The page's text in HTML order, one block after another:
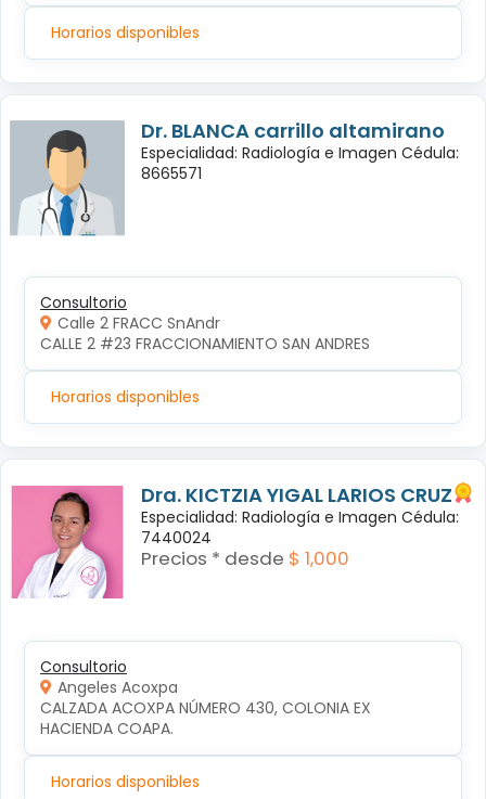
Horarios disponibles
Dr. BLANCA carrillo altamirano
Especialidad: Radiología e Imagen Cédula:
8665571
Consultorio
Calle 2 FRACC SnAndr
CALLE 2 #23 FRACCIONAMIENTO SAN ANDRES
Horarios disponibles
Dra. KICTZIA YIGAL LARIOS CRUZ
Especialidad: Radiología e Imagen Cédula:
7440024
Precios * desde $ 1,000
Consultorio
Angeles Acoxpa
CALZADA ACOXPA NÚMERO 430, COLONIA EX
HACIENDA COAPA.
Horarios disponibles